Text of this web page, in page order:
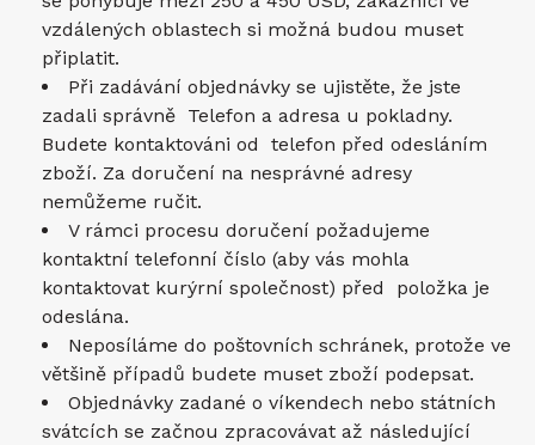
vzdálených oblastech si možná budou muset
připlatit.
Při zadávání objednávky se ujistěte, že jste
zadali správně Telefon a adresa u pokladny.
Budete kontaktováni od telefon před odesláním
zboží. Za doručení na nesprávné adresy
nemůžeme ručit.
V rámci procesu doručení požadujeme
kontaktní telefonní číslo (aby vás mohla
kontaktovat kurýrní společnost) před položka je
odeslána.
Neposíláme do poštovních schránek, protože ve
většině případů budete muset zboží podepsat.
Objednávky zadané o víkendech nebo státních
svátcích se začnou zpracovávat až následující